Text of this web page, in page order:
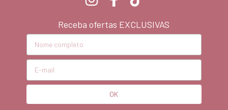
Receba ofertas EXCLUSIVAS